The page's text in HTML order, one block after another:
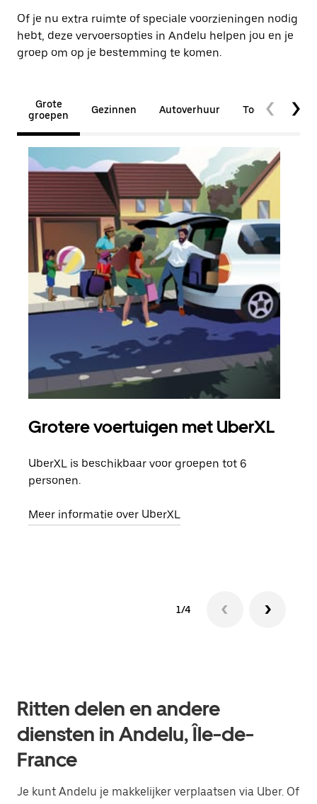
Of je nu extra ruimte of speciale voorzieningen nodig
hebt, deze vervoersopties in Andelu helpen jou en je
groep om op je bestemming te komen.
Grote
groepen
Gezinnen Autoverhuur
Grotere voertuigen met UberXL
UberXL is beschikbaar voor groepen tot 6
personen.
Meer informatie over UberXL
1/4
Ritten delen en andere
diensten in Andelu, Île-de-
France
Je kunt Andelu je makkelijker verplaatsen via Uber. Of